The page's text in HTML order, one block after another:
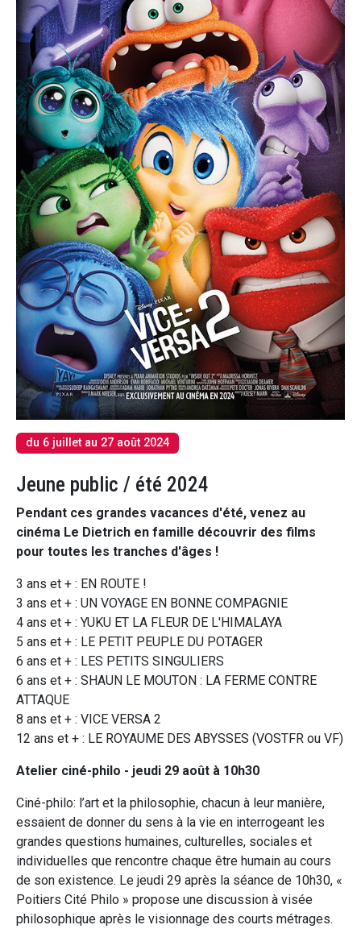
du 6 juillet au 27 août 2024
Jeune public / été 2024
Pendant ces grandes vacances d'été, venez au
cinéma Le Dietrich en famille découvrir des films
pour toutes les tranches d'âges !
3 ans et + : EN ROUTE !
3 ans et + : UN VOYAGE EN BONNE COMPAGNIE
4 ans et + : YUKU ET LA FLEUR DE L'HIMALAYA
5 ans et + : LE PETIT PEUPLE DU POTAGER
6 ans et + : LES PETITS SINGULIERS
6 ans et + : SHAUN LE MOUTON : LA FERME CONTRE
ATTAQUE
8 ans et + : VICE VERSA 2
12 ans et + : LE ROYAUME DES ABYSSES (VOSTFR ou VF)
Atelier ciné-philo - jeudi 29 août à 10h30
Ciné-philo: l’art et la philosophie, chacun à leur manière,
essaient de donner du sens à la vie en interrogeant les
grandes questions humaines, culturelles, sociales et
individuelles que rencontre chaque être humain au cours
de son existence. Le jeudi 29 après la séance de 10h30, «
Poitiers Cité Philo » propose une discussion à visée
philosophique après le visionnage des courts métrages.